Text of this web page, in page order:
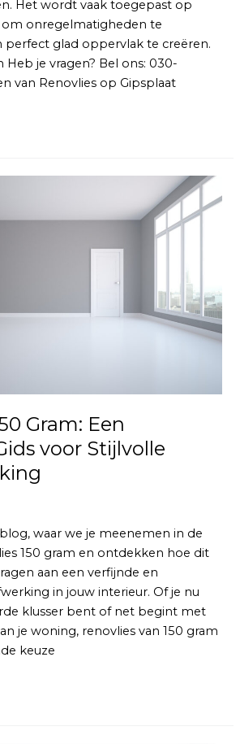
Het wordt vaak toegepast op
onregelmatigheden te
perfect glad oppervlak te creëren.
Heb je vragen? Bel ons: 030-
van Renovlies op Gipsplaat
Gram: Een
voor Stijlvolle
waar we je meenemen in de
150 gram en ontdekken hoe dit
aan een verfijnde en
in jouw interieur. Of je nu
klusser bent of net begint met
je woning, renovlies van 150 gram
keuze